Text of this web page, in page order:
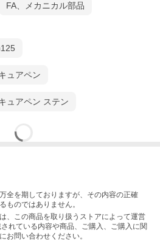
FA、メカニカル部品
ュアペン
ュアペン ステン
全を期しておりますが、その内容の正確
ものではありません。
、この商品を取り扱うストアによって運営
れている内容や商品、ご購入 、ご購入に関
お問い合わせください。